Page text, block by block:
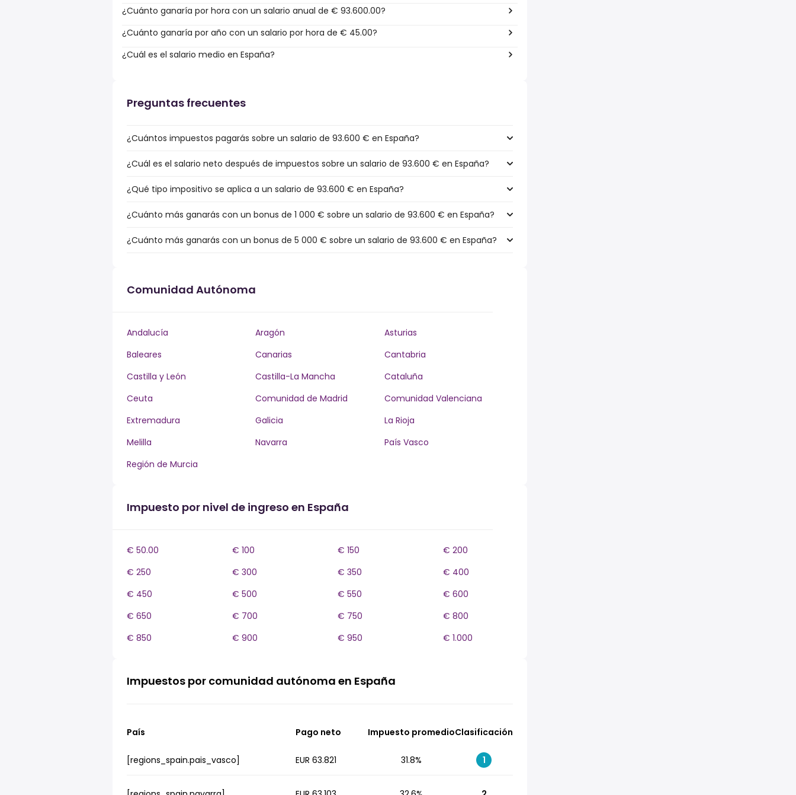
¿Cuánto ganaría por hora con un salario anual de € 93.600.00?
¿Cuánto ganaría por año con un salario por hora de € 45.00?
¿Cuál es el salario medio en España?
Preguntas frecuentes
¿Cuántos impuestos pagarás sobre un salario de 93.600 € en España?
¿Cuál es el salario neto después de impuestos sobre un salario de 93.600 € en España?
¿Qué tipo impositivo se aplica a un salario de 93.600 € en España?
¿Cuánto más ganarás con un bonus de 1 000 € sobre un salario de 93.600 € en España?
¿Cuánto más ganarás con un bonus de 5 000 € sobre un salario de 93.600 € en España?
Comunidad Autónoma
Andalucía Aragón
Asturias
Baleares
Canarias
Cantabria
Castilla y León
Castilla-La Mancha
Cataluña
Ceuta
Comunidad de Madrid
Comunidad Valenciana
Extremadura
Galicia
La Rioja
Melilla
Navarra
País Vasco
Región de Murcia
Impuesto por nivel de ingreso en España
€ 50.00 € 100 € 150
€ 200
€ 250
€ 300 € 350
€ 400
€ 450
€ 500 € 550
€ 600
€ 650
€ 700 € 750
€ 800
€ 850
€ 900 € 950 € 1.000
Impuestos por comunidad autónoma en España
País Pago neto Impuesto promedioClasificación
[regions_spain.pais_vasco] EUR 63.821 31.8% 1